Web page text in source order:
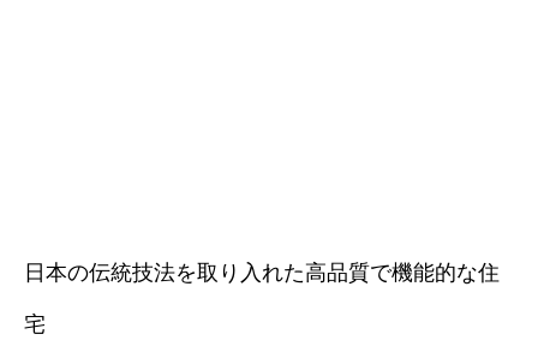
日本の伝統技法を取り入れた高品質で機能的な住
宅